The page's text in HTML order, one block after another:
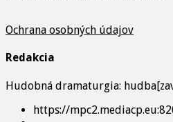
Ochrana osobných údajov
Redakcia
Hudobná dramaturgia:
https://